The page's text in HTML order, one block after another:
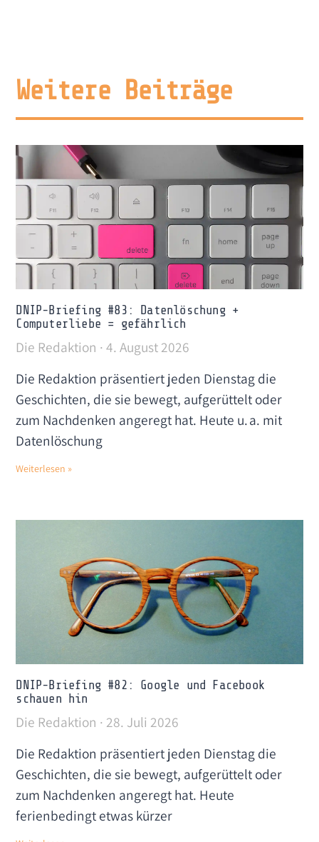
Weitere Beiträge
DNIP-Briefing #83: Datenlöschung +
Computerliebe = gefährlich
Die Redaktion 4. August 2026
Die Redaktion präsentiert jeden Dienstag die
Geschichten, die sie bewegt, aufgerüttelt oder
zum Nachdenken angeregt hat. Heute u. a. mit
Datenlöschung
Weiterlesen »
DNIP-Briefing #82: Google und Facebook
schauen hin
Die Redaktion
28. Juli 2026
Die Redaktion präsentiert jeden Dienstag die
Geschichten, die sie bewegt, aufgerüttelt oder
zum Nachdenken angeregt hat. Heute
ferienbedingt etwas kürzer